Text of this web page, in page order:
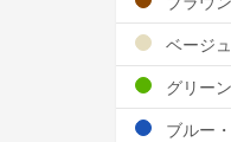
ベージ
グリー
ブルー